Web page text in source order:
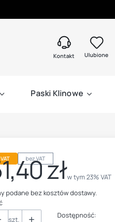
Kontakt Ulubione
Paski Klinowe
bez VATzłw tym 23% VAT
w tym23% VAT
podane bez kosztów dostawy.
szt.
Dostępność: